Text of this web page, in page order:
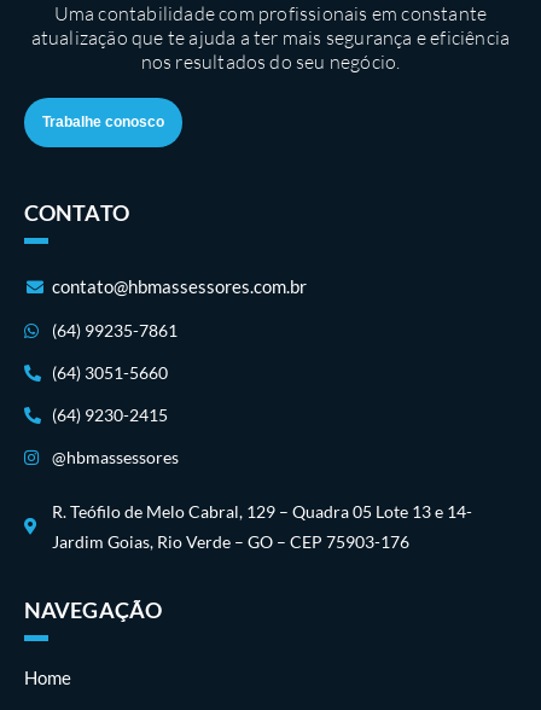
Uma contabilidade com profissionais em constante
atualização que te ajuda a ter mais segurança e eficiência
nos resultados do seu negócio.
Trabalhe conosco
CONTATO
contato@hbmassessores.com.br
(64) 99235-7861
(64) 3051-5660
(64) 9230-2415
@hbmassessores
R. Teófilo de Melo Cabral, 129 – Quadra 05 Lote 13 e 14-
Jardim Goias, Rio Verde – GO – CEP 75903-176
NAVEGAÇÃO
Home